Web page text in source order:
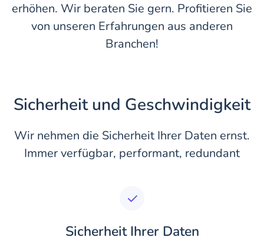
erhöhen. Wir beraten Sie gern. Profitieren Sie
von unseren Erfahrungen aus anderen
Branchen!
Sicherheit und Geschwindigkeit
Wir nehmen die Sicherheit Ihrer Daten ernst.
Immer verfügbar, performant, redundant
Sicherheit Ihrer Daten